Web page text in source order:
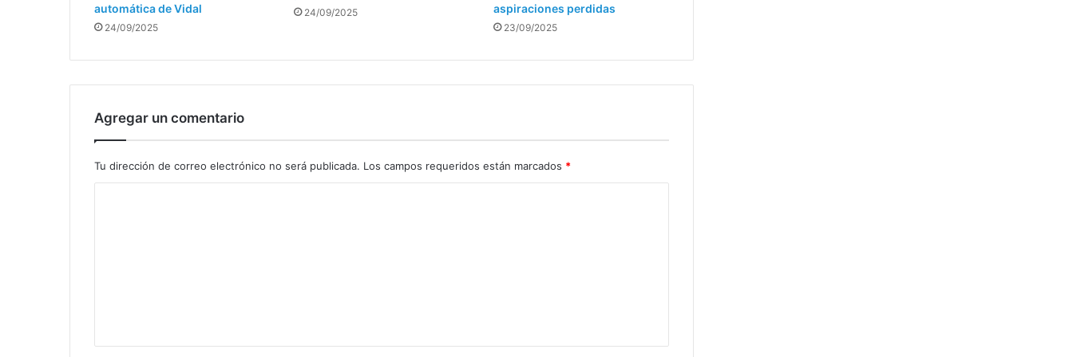
automática de Vidal
24/09/2025
24/09/2025
aspiraciones perdidas
23/09/2025
Agregar un comentario
Tu dirección de correo electrónico no será publicada. Los campos requeridos están marcados *